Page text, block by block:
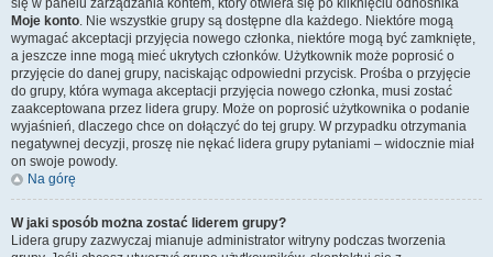
się w panelu zarządzania kontem, który otwiera się po kliknięciu odnośnika
Moje konto. Nie wszystkie grupy są dostępne dla każdego. Niektóre mogą
wymagać akceptacji przyjęcia nowego członka, niektóre mogą być zamknięte,
a jeszcze inne mogą mieć ukrytych członków. Użytkownik może poprosić o
przyjęcie do danej grupy, naciskając odpowiedni przycisk. Prośba o przyjęcie
do grupy, która wymaga akceptacji przyjęcia nowego członka, musi zostać
zaakceptowana przez lidera grupy. Może on poprosić użytkownika o podanie
wyjaśnień, dlaczego chce on dołączyć do tej grupy. W przypadku otrzymania
negatywnej decyzji, proszę nie nękać lidera grupy pytaniami – widocznie miał
on swoje powody.
Na górę
W jaki sposób można zostać liderem grupy?
Lidera grupy zazwyczaj mianuje administrator witryny podczas tworzenia